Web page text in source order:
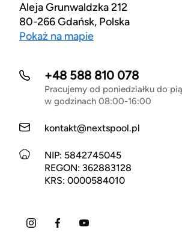
Aleja Grunwaldzka 212
80-266 Gdańsk, Polska
Pokaż na mapie
+48 588 810 078
Pracujemy od poniedziałku do
w godzinach 08:00-16:00
kontakt@nextspool.pl
NIP: 5842745045
REGON: 362883128
KRS: 0000584010